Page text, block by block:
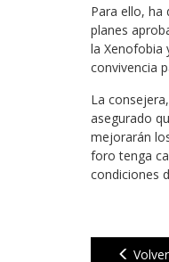
Para ello, ha
planes
la Xenofobia
convivencia
La
asegurado
mejorarán
foro tenga
condiciones